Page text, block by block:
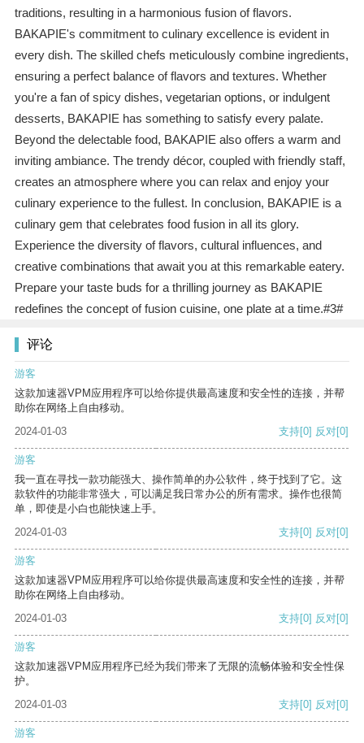
traditions, resulting in a harmonious fusion of flavors.
BAKAPIE's commitment to culinary excellence is evident in
every dish. The skilled chefs meticulously combine ingredients,
ensuring a perfect balance of flavors and textures. Whether
you're a fan of spicy dishes, vegetarian options, or indulgent
desserts, BAKAPIE has something to satisfy every palate.
Beyond the delectable food, BAKAPIE also offers a warm and
inviting ambiance. The trendy décor, coupled with friendly staff,
creates an atmosphere where you can relax and enjoy your
culinary experience to the fullest. In conclusion, BAKAPIE is a
culinary gem that celebrates food fusion in all its glory.
Experience the diversity of flavors, cultural influences, and
creative combinations that await you at this remarkable eatery.
Prepare your taste buds for a thrilling journey as BAKAPIE
redefines the concept of fusion cuisine, one plate at a time.#3#
评论
游客
这款加速器VPM应用程序可以给你提供最高速度和安全性的连接，并帮
助你在网络上自由移动。
2024-01-03
支持[0] 反对[0]
游客
我一直在寻找一款功能强大、操作简单的办公软件，终于找到了它。这
款软件的功能非常强大，可以满足我日常办公的所有需求。操作也很简
单，即使是小白也能快速上手。
2024-01-03
支持[0] 反对[0]
游客
这款加速器VPM应用程序可以给你提供最高速度和安全性的连接，并帮
助你在网络上自由移动。
2024-01-03
支持[0] 反对[0]
游客
这款加速器VPM应用程序已经为我们带来了无限的流畅体验和安全性保
护。
2024-01-03
支持[0] 反对[0]
游客